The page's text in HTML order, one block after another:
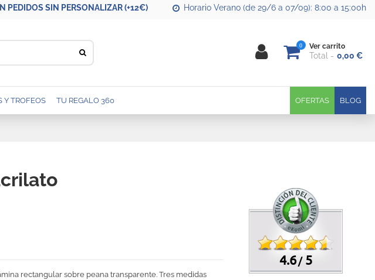
PEDIDOS SIN PERSONALIZAR (+12€) Horario Verano (de 29/6 a 07/09): 8:00 a 15:00h
0 Ver carrito
Total 0,00 €
Y TROFEOS BLOG
TU REGALO 360 OFERTAS
rectangular sobre peana transparente. Tres medidas
4.6 /5